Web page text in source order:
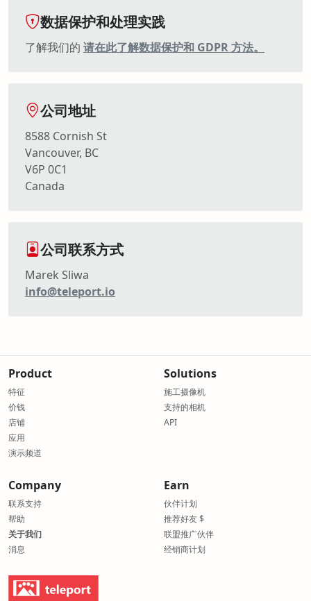
数据保护和处理实践
了解我们的 请在此了解数据保护和 GDPR 方法。
公司地址
8588 Cornish St
Vancouver, BC
V6P 0C1
Canada
公司联系方式
Marek Sliwa
info@teleport.io
Product
特征
价钱
店铺
应用
演示频道
Solutions
施工摄像机
支持的相机
API
Company
联系支持
帮助
关于我们
消息
Earn
伙伴计划
推荐好友 $
联盟推广伙伴
经销商计划